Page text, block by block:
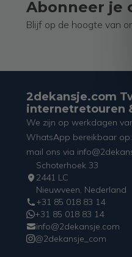
Abonneer je
Blijf op de hoogte van
2dekansje.com
internetretouren
We zijn op werkdagen
WhatsApp bereikbaar
mail ons via
Schoterhoek 33
2441 LC
Nieuwveen, Nederland
+31 85 018 83 14
+31 85 018 83 14
info@2dekansje.com
@2dekansje_com